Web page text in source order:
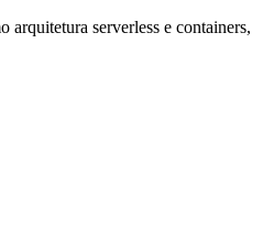
arquitetura serverless e containers,